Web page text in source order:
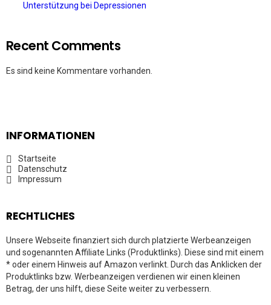
Unterstützung bei Depressionen
Recent Comments
Es sind keine Kommentare vorhanden.
INFORMATIONEN
Startseite
Datenschutz
Impressum
RECHTLICHES
Unsere Webseite finanziert sich durch platzierte Werbeanzeigen
und sogenannten Affiliate Links (Produktlinks). Diese sind mit einem
* oder einem Hinweis auf Amazon verlinkt. Durch das Anklicken der
Produktlinks bzw. Werbeanzeigen verdienen wir einen kleinen
Betrag, der uns hilft, diese Seite weiter zu verbessern.